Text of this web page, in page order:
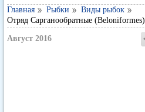
Главная Рыбки
Виды рыбок
Отряд Сарганообратные (Beloniformes)
Август 2016